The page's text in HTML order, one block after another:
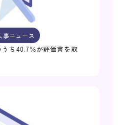
事ニュース
ち40.7％が評価書を取